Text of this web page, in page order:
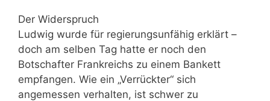
Der Widerspruch
Ludwig wurde für regierungsunfähig erklärt –
doch am selben Tag hatte er noch den
Botschafter Frankreichs zu einem Bankett
empfangen. Wie ein „Verrückter“ sich
angemessen verhalten, ist schwer zu